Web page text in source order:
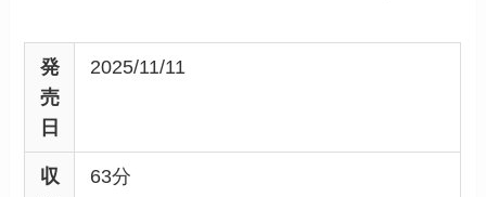
発
売
日
2025/11/11
収
63分